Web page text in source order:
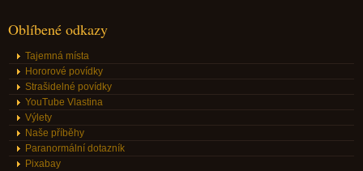
Oblíbené odkazy
Tajemná místa
Hororové povídky
Strašidelné povídky
YouTube Vlastina
Výlety
Naše příběhy
Paranormální dotazník
Pixabay